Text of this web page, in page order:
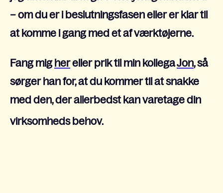
– om du er i beslutningsfasen eller er klar til
at komme i gang med et af værktøjerne.
Fang mig hereller prik til min kollegaJon, så
sørger han for, at du kommer til at snakke
med den, der allerbedst kan varetage din
virksomheds behov.